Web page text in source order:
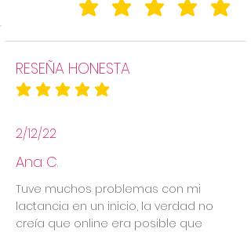
la calificación
RESEÑA HONESTA
la calificación promedio es 5 de 5
2/12/22
Ana C.
Tuve muchos problemas con mi
lactancia en un inicio, la verdad no
creía que online era posible que